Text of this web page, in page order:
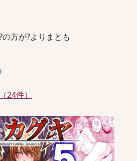
方が?よりまとも
24件）